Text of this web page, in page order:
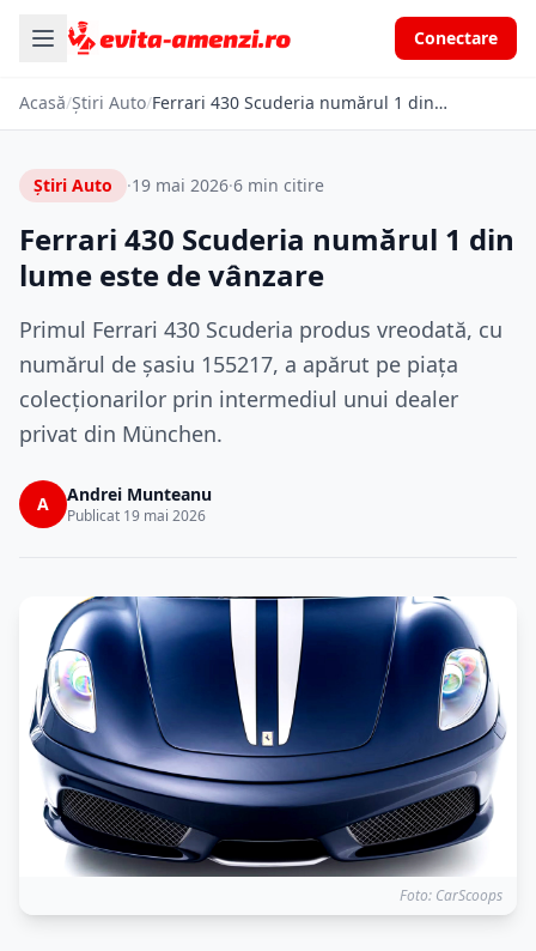
Conectare
Acasă/Știri Auto/ Ferrari 430 Scuderia numărul 1 din lume este de vânzare
Știri Auto ·19 mai 2026·6 min citire
Ferrari 430 Scuderia numărul 1 din
lume este de vânzare
Primul Ferrari 430 Scuderia produs vreodată, cu
numărul de șasiu 155217, a apărut pe piața
colecționarilor prin intermediul unui dealer
privat din München.
A Andrei Munteanu
Publicat 19 mai 2026
Foto: CarScoops